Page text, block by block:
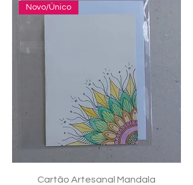
Novo/Único
Cartão Artesanal Mandala